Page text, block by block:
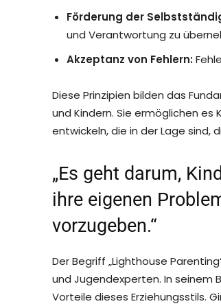
Förderung der
und Verantwortung zu
Akzeptanz von Fehlern:
Diese Prinzipien bilden das
und Kindern. Sie ermöglichen
entwickeln, die in der Lage sind,
„Es geht darum,
ihre eigenen
vorzugeben.“
Der Begriff „Lighthouse
und Jugendexperten. In seinem
Vorteile dieses Erziehungsstils.